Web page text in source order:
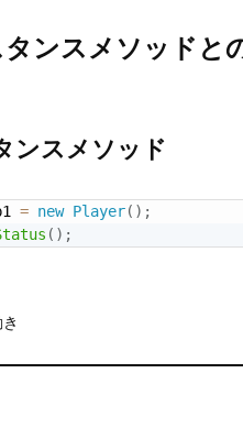
ンスメソッドと
ンスメソッド
= new Player( ) ;
( ) ;